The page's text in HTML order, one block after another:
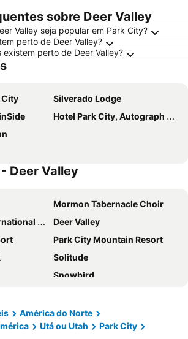
sobre Deer Valley
Valley seja popular em Park City?
perto de Deer Valley?
perto de Deer Valley?
City
Silverado Lodge
Hotel Park City, Autograph Collection
Deer Valley
Mormon Tabernacle Choir
Airport
Deer Valley
Park City Mountain Resort
Solitude
Snowbird
Timpanogos Cave
Rice-Eccles Stadium
América do Norte
Utá ou Utah
Park City